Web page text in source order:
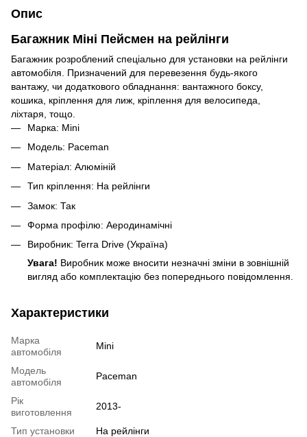
Опис
Багажник Міні Пейсмен на рейлінги
Багажник розроблений спеціально для установки на рейлінги
автомобіля. Призначений для перевезення будь-якого
вантажу, чи додаткового обладнання: вантажного боксу,
кошика, кріплення для лиж, кріплення для велосипеда,
ліхтаря, тощо.
Марка: Mini
Модель: Paceman
Матеріал: Алюміній
Тип кріплення: На рейлінги
Замок: Так
Форма профілю: Аеродинамічні
Виробник: Terra Drive (Україна)
Увага! Виробник може вносити незначні зміни в зовнішній
вигляд або комплектацію без попереднього повідомлення.
Характеристики
Марка
автомобіля
Mini
Модель
автомобіля
Paceman
Рік
виготовлення
2013-
Тип установки
На рейлінги